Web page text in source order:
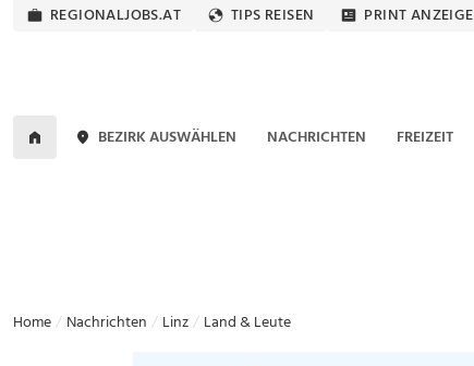
REGIONALJOBS.AT TIPS REISEN PRINT ANZEIGE
BEZIRK AUSWÄHLEN NACHRICHTEN FREIZEIT
Home Nachrichten Linz Land & Leute